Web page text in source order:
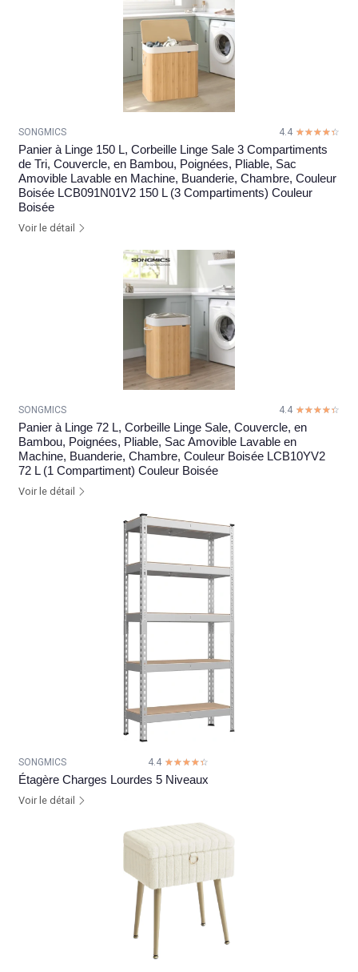
SONGMICS 4.4 ☆☆☆☆☆
★★★★★
Panier à Linge 150 L, Corbeille Linge Sale 3 Compartiments
de Tri, Couvercle, en Bambou, Poignées, Pliable, Sac
Amovible Lavable en Machine, Buanderie, Chambre, Couleur
Boisée LCB091N01V2 150 L (3 Compartiments) Couleur
Boisée
Voir le détail
SONGMICS 4.4 ☆☆☆☆☆
★★★★★
Panier à Linge 72 L, Corbeille Linge Sale, Couvercle, en
Bambou, Poignées, Pliable, Sac Amovible Lavable en
Machine, Buanderie, Chambre, Couleur Boisée LCB10YV2
72 L (1 Compartiment) Couleur Boisée
Voir le détail
SONGMICS 4.4 ☆☆☆☆☆
★★★★★
Étagère Charges Lourdes 5 Niveaux
Voir le détail